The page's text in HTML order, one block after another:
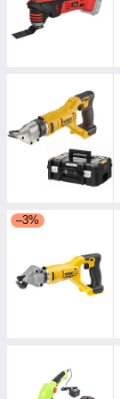
–3%